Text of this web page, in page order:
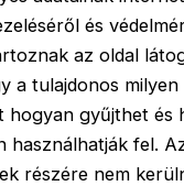
és
az oldal
a tulajdonos milyen
hogyan gyűjthet és
használhatják fel.
részére nem